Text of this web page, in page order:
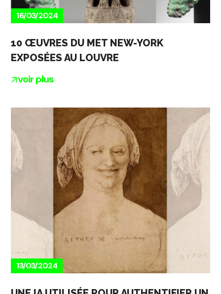
16/03/2024
10 ŒUVRES DU MET NEW-YORK
EXPOSÉES AU LOUVRE
voir plus
13/03/2024